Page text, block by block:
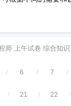
师 上午试卷 综合知识
/ 6 / 7 /
/ 21 / 22 /